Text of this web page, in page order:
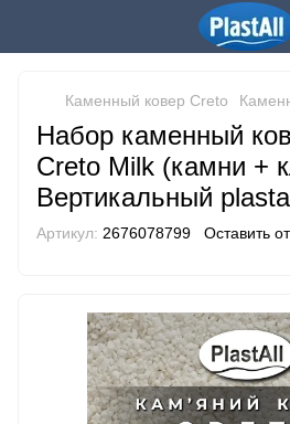
Каменный ковер Creto
Набор каменный
Creto Milk (камни +
Вертикальный
Артикул: 2676078799 Оставить